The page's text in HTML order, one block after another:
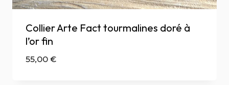
Collier Arte Fact tourmalines doré à
l’or fin
55,00€